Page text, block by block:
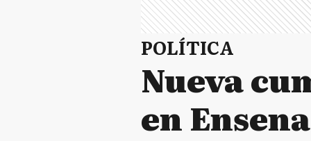
POLÍTICA
Nueva
en